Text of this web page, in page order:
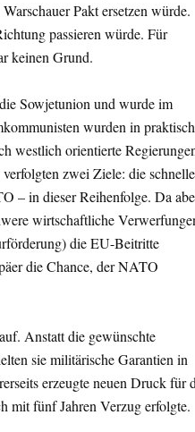
Pakt ersetzen würde.
passieren würde. Für
keinen Grund.
Sowjetunion und wurde im
wurden in praktisch
westlich orientierte
zwei Ziele: die schnelle
– in dieser Reihenfolge. Da
wirtschaftliche
die EU-Beitritte
die Chance, der NATO
Anstatt die gewünschte
sie militärische Garantien in
erzeugte neuen Druck für
mit fünf Jahren Verzug erfolgte.